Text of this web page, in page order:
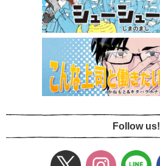
Follow us!